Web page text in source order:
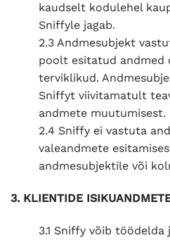
kaudselt kodulehel
Sniffyle jagab.
2.3 Andmesubjekt
poolt esitatud andmed
terviklikud.
Sniffyt viivitamatult
andmete muutumisest.
2.4 Sniffy ei vastuta
valeandmete
andmesubjektile või
3. KLIENTIDE
3.1 Sniffy võib töödelda